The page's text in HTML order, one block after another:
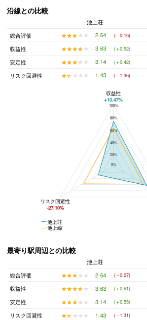
沿線との比較
池上荘
総合評価
★★★★★
★★★★★ 2.64 (－0.16)
収益性
★★★★★
★★★★★ 3.63 (＋0.52)
安定性
★★★★★
★★★★★ 3.14 (＋0.42)
リスク回避性
★★★★★
★★★★★ 1.43 (－1.36)
池上荘と池上線の平均値の総合評価の比較
100%
80%
60%
40%
20%
0%
池上荘
池上線
収益性
+10.47%
リスク回避性
-27.10%
最寄り駅周辺との比較
池上荘
総合評価
★★★★★
★★★★★ 2.64 (－0.07)
収益性
★★★★★
★★★★★ 3.63 (＋0.61)
安定性
★★★★★
★★★★★ 3.14 (＋0.55)
リスク回避性
★★★★★
★★★★★ 1.43 (－1.31)